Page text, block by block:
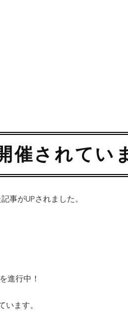
催されてい
事がUPされました。
進行中！
ます。